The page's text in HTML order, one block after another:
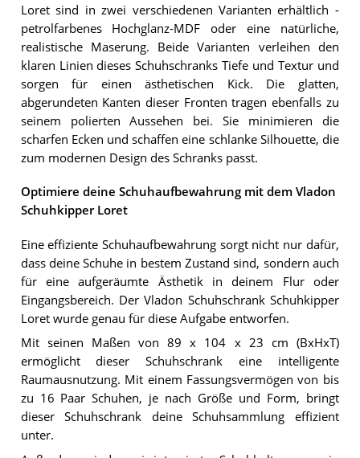
Loret sind in zwei verschiedenen Varianten erhältlich -
petrolfarbenes Hochglanz-MDF oder eine natürliche,
realistische Maserung. Beide Varianten verleihen den
klaren Linien dieses Schuhschranks Tiefe und Textur und
sorgen für einen ästhetischen Kick. Die glatten,
abgerundeten Kanten dieser Fronten tragen ebenfalls zu
seinem polierten Aussehen bei. Sie minimieren die
scharfen Ecken und schaffen eine schlanke Silhouette, die
zum modernen Design des Schranks passt.
Optimiere deine Schuhaufbewahrung mit dem Vladon
Schuhkipper Loret
Eine effiziente Schuhaufbewahrung sorgt nicht nur dafür,
dass deine Schuhe in bestem Zustand sind, sondern auch
für eine aufgeräumte Ästhetik in deinem Flur oder
Eingangsbereich. Der Vladon Schuhschrank Schuhkipper
Loret wurde genau für diese Aufgabe entworfen.
Mit seinen Maßen von 89 x 104 x 23 cm (BxHxT)
ermöglicht dieser Schuhschrank eine intelligente
Raumausnutzung. Mit einem Fassungsvermögen von bis
zu 16 Paar Schuhen, je nach Größe und Form, bringt
dieser Schuhschrank deine Schuhsammlung effizient
unter.